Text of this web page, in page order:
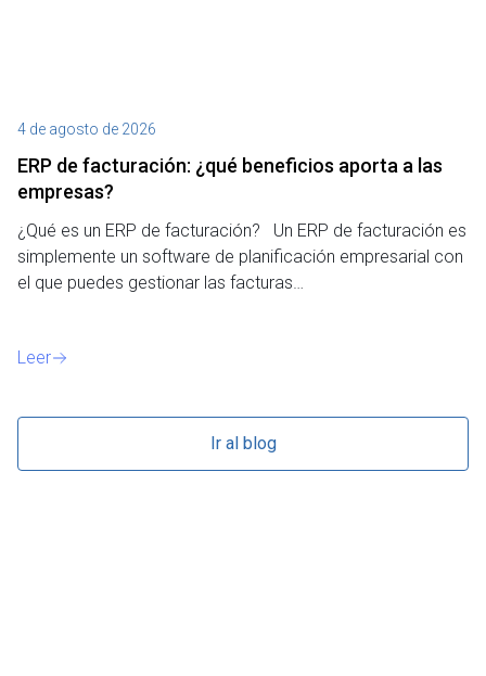
4 de agosto de 2026
ERP de facturación​: ¿qué beneficios aporta a las
empresas?
¿Qué es un ERP de facturación? Un ERP de facturación es
simplemente un software de planificación empresarial con
el que puedes gestionar las facturas…
Leer
Ir al blog